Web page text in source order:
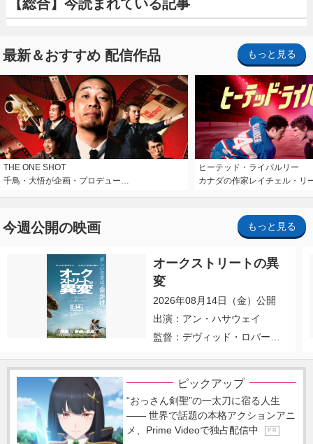
【総合】今読まれている記事
最新＆おすすめ 配信作品 もっと見る
THE ONE SHOT
千鳥・大悟が企画・プロデュー…
ヒーテッド・ライバルリー
カナダの作家レイチェル・リ
今週公開の映画 もっと見る
オークストリートの異
変
2026年08月14日（金）公開
出演：アン・ハサウェイ
監督：デヴィッド・ロバー
ピックアップ
“おっさん剣聖”の一太刀に宿る人生
―― 世界で話題の本格アクションアニ
メ、Prime Videoで独占配信中
P R